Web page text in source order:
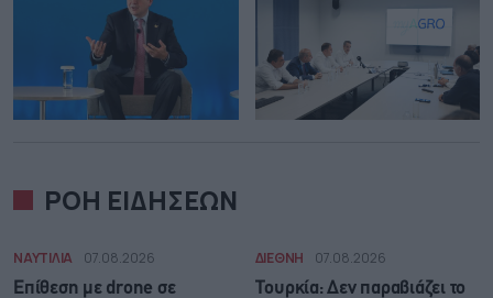
ΡΟΗ ΕΙΔΗΣΕΩΝ
ΝΑΥΤΙΛΙΑ 07.08.2026
Επίθεση με drone σε
ΔΙΕΘΝΗ 07.08.2026
Τουρκία: Δεν παραβιάζει το